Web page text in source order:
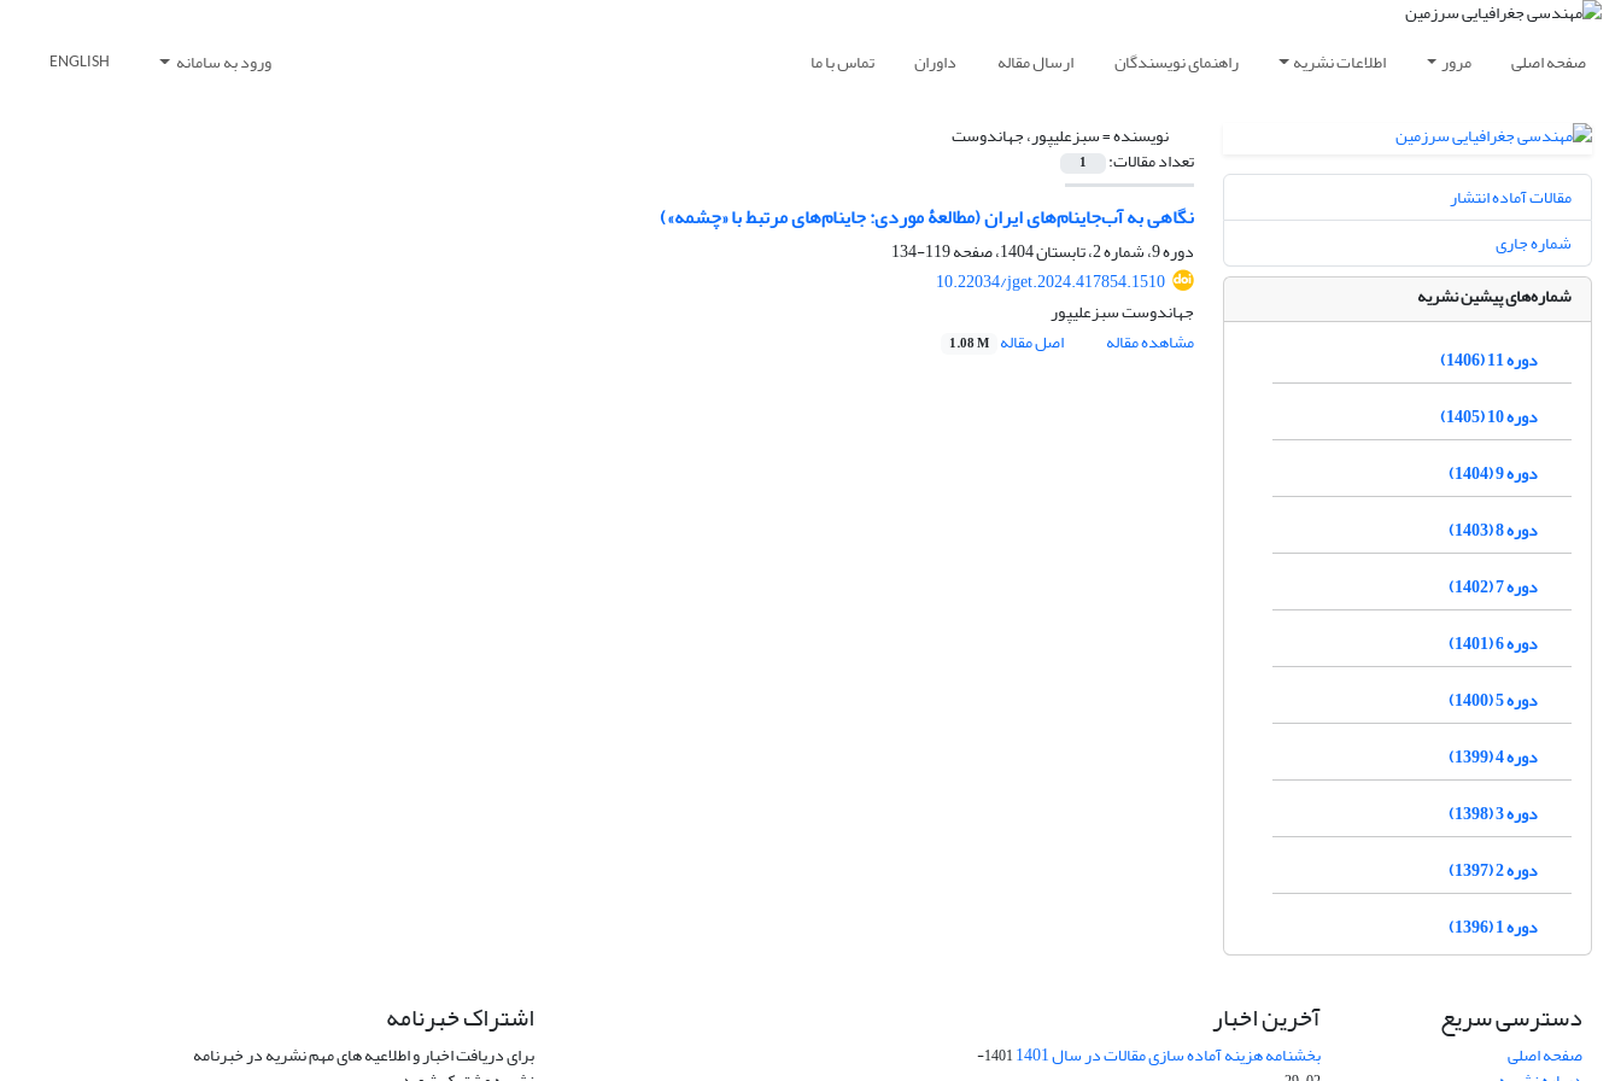
صفحه اصلی مرور اطلاعات نشریه راهنمای نویسندگان ارسال مقاله داوران تماس با ما ورود به سامانه ENGLISH
نویسنده =سبزعلیپور، جهاندوست
تعداد مقالات: 1
نگاهی به آب‌جاینام‌های ایران (مطالعۀ موردی: جاینام‌های مرتبط با «چشمه»)
دوره 9، شماره 2، تابستان 1404، صفحه
119-134
10.22034/jget.2024.417854.1510
جهاندوست سبزعلیپور
مشاهده مقاله
اصل مقاله 1.08 M
مقالات آماده انتشار
شماره جاری
شماره‌های پیشین نشریه
دوره 11 (1406)
دوره 10 (1405)
دوره 9 (1404)
دوره 8 (1403)
دوره 7 (1402)
دوره 6 (1401)
دوره 5 (1400)
دوره 4 (1399)
دوره 3 (1398)
دوره 2 (1397)
دوره 1 (1396)
دسترسی سریع
صفحه اصلی
آخرین اخبار
بخشنامه هزینه آماده سازی مقالات در سال 1401
1401-
اشتراک خبرنامه
برای دریافت اخبار و اطلاعیه های مهم نشریه در خبرنامه